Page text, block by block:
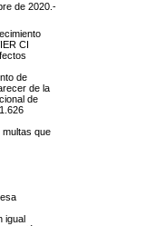
de 2020 .-
CI
de
de la
de
multas que
igual